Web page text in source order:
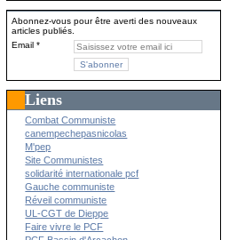
Abonnez-vous pour être averti des nouveaux
articles publiés.
Email
Liens
Combat Communiste
canempechepasnicolas
M'pep
Site Communistes
solidarité internationale pcf
Gauche communiste
Réveil communiste
UL-CGT de Dieppe
Faire vivre le PCF